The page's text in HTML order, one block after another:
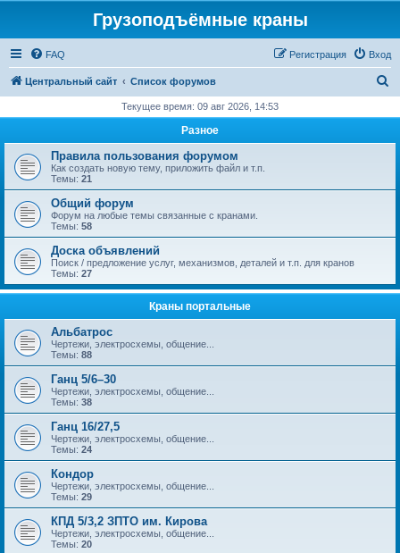
Грузоподъёмные краны
FAQ Вход
Регистрация
Центральный сайт Список форумов
с
Текущее время: 09 авг 2026, 14:53
Разное
Правила пользования форумом
Как создать новую тему, приложить файл и т.п.
Темы: 21
Общий форум
Форум на любые темы связанные с кранами.
Темы: 58
Доска объявлений
Поиск / предложение услуг, механизмов, деталей и т.п. для кранов
Темы: 27
Краны портальные
Альбатрос
Чертежи, электросхемы, общение...
Темы: 88
Ганц 5/6–30
Чертежи, электросхемы, общение...
Темы: 38
Ганц 16/27,5
Чертежи, электросхемы, общение...
Темы: 24
Кондор
Чертежи, электросхемы, общение...
Темы: 29
КПД 5/3,2 ЗПТО им. Кирова
Чертежи, электросхемы, общение...
Темы: 20